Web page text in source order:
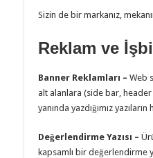
Sizin de bir markanız,
Reklam ve
Banner Reklamları – Web
alt alanlara (side bar,
yanında yazdığımız
Değerlendirme Yazısı –
kapsamlı bir değerlendirme